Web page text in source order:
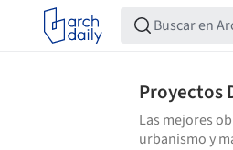
Proyectos
Las mejores
urbanismo y